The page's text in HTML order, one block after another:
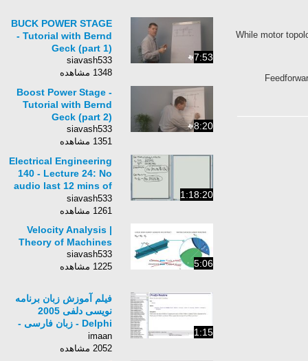
While motor
7:53
BUCK POWER STAGE
- Tutorial with Bernd
Geck (part 1)
siavash533
1348 مشاهده
8:20
Boost Power Stage -
Tutorial with Bernd
Geck (part 2)
siavash533
1351 مشاهده
1:18:20
Electrical Engineering
140 - Lecture 24: No
audio last 12 mins of
lec
siavash533
1261 مشاهده
5:06
Velocity Analysis |
Theory of Machines
siavash533
1225 مشاهده
1:15
فیلم آموزش زبان برنامه
نویسی دلفی 2005
Delphi - زبان فارسی -
بخش 19
imaan
2052 مشاهده